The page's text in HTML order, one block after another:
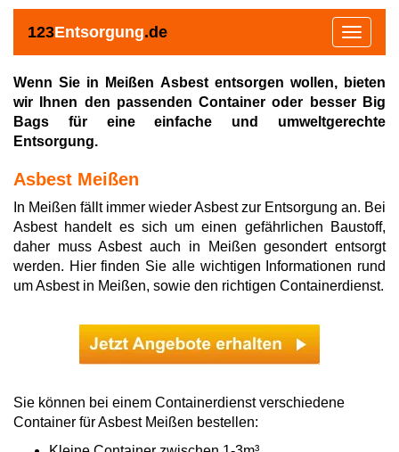
123Entsorgung.de
Toggle
Wenn Sie in Meißen Asbest entsorgen wollen, bieten
wir Ihnen den passenden Container oder besser Big
Bags für eine einfache und umweltgerechte
Entsorgung.
Asbest Meißen
In Meißen fällt immer wieder Asbest zur Entsorgung an. Bei
Asbest handelt es sich um einen gefährlichen Baustoff,
daher muss Asbest auch in Meißen gesondert entsorgt
werden. Hier finden Sie alle wichtigen Informationen rund
um Asbest in Meißen, sowie den richtigen Containerdienst.
Sie können bei einem Containerdienst verschiedene
Container für Asbest Meißen bestellen: